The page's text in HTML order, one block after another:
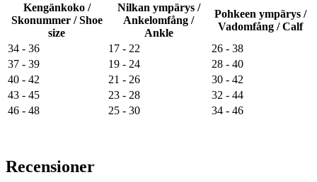
Kengänkoko /
Skonummer / Shoe
size
Nilkan ympärys /
Ankelomfång /
Ankle
Pohkeen ympärys /
Vadomfång / Calf
34 - 36
17 - 22
26 - 38
37 - 39
19 - 24
28 - 40
40 - 42
21 - 26
30 - 42
43 - 45
23 - 28
32 - 44
46 - 48
25 - 30 34 - 46
Recensioner